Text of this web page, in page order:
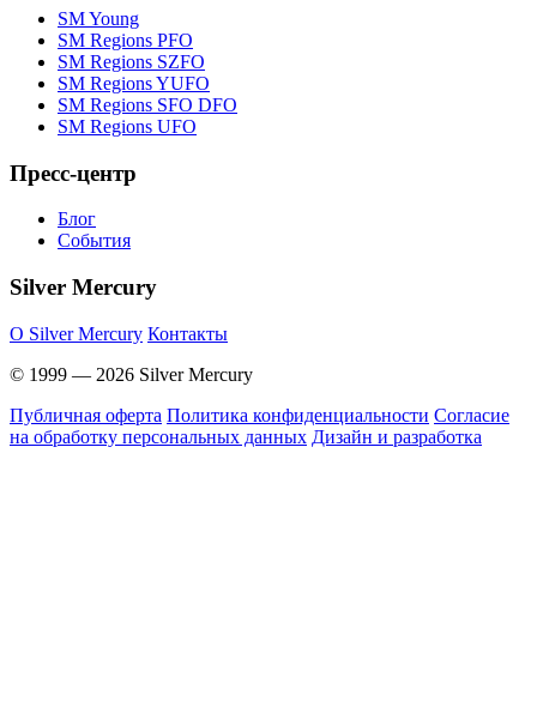
SM Young
SM Regions PFO
SM Regions SZFO
SM Regions YUFO
SM Regions SFO DFO
SM Regions UFO
Пресс-центр
Блог
События
Silver Mercury
O Silver Mercury Контакты
© 1999 — 2026 Silver Mercury
Публичная оферта Политика конфиденциальности Согласие
на обработку персональных данных Дизайн и разработка